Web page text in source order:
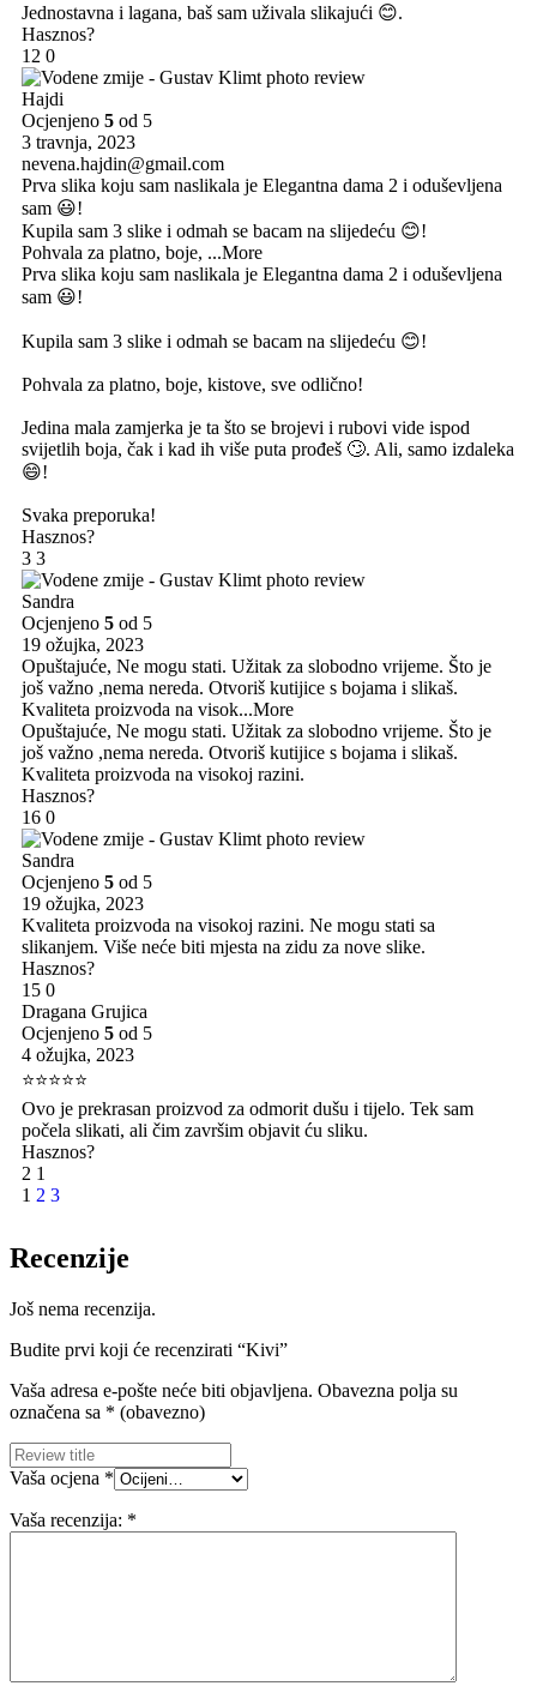
Jednostavna i lagana, baš sam uživala slikajući 😊.
Hasznos?
12 0
Hajdi
Ocjenjeno 5 od 5
3 travnja, 2023
nevena.hajdin@gmail.com
Prva slika koju sam naslikala je Elegantna dama 2 i oduševljena
sam 😃!
Kupila sam 3 slike i odmah se bacam na slijedeću 😊!
Pohvala za platno, boje, ...More
Prva slika koju sam naslikala je Elegantna dama 2 i oduševljena
sam 😃!
Kupila sam 3 slike i odmah se bacam na slijedeću 😊!
Pohvala za platno, boje, kistove, sve odlično!
Jedina mala zamjerka je ta što se brojevi i rubovi vide ispod
svijetlih boja, čak i kad ih više puta prođeš 🙄. Ali, samo izdaleka
😄!
Svaka preporuka!
Hasznos?
3 3
Sandra
Ocjenjeno 5 od 5
19 ožujka, 2023
Opuštajuće, Ne mogu stati. Užitak za slobodno vrijeme. Što je
još važno ,nema nereda. Otvoriš kutijice s bojama i slikaš.
Kvaliteta proizvoda na visok...More
Opuštajuće, Ne mogu stati. Užitak za slobodno vrijeme. Što je
još važno ,nema nereda. Otvoriš kutijice s bojama i slikaš.
Kvaliteta proizvoda na visokoj razini.
Hasznos?
16 0
Sandra
Ocjenjeno 5 od 5
19 ožujka, 2023
Kvaliteta proizvoda na visokoj razini. Ne mogu stati sa
slikanjem. Više neće biti mjesta na zidu za nove slike.
Hasznos?
15 0
Dragana Grujica
Ocjenjeno 5 od 5
4 ožujka, 2023
⭐⭐⭐⭐⭐
Ovo je prekrasan proizvod za odmorit dušu i tijelo. Tek sam
počela slikati, ali čim završim objavit ću sliku.
Hasznos?
2 1
1 2 3
Recenzije
Još nema recenzija.
Budite prvi koji će recenzirati “Kivi”
Vaša adresa e-pošte neće biti objavljena. Obavezna polja su
označena sa * (obavezno)
Vaša ocjena *
Vaša recenzija: *